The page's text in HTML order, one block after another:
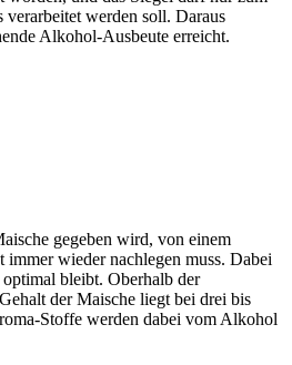
werden soll. Daraus
Alkohol-Ausbeute erreicht.
gegeben wird, von einem
wieder nachlegen muss. Dabei
bleibt. Oberhalb der
der Maische liegt bei drei bis
Stoffe werden dabei vom Alkohol